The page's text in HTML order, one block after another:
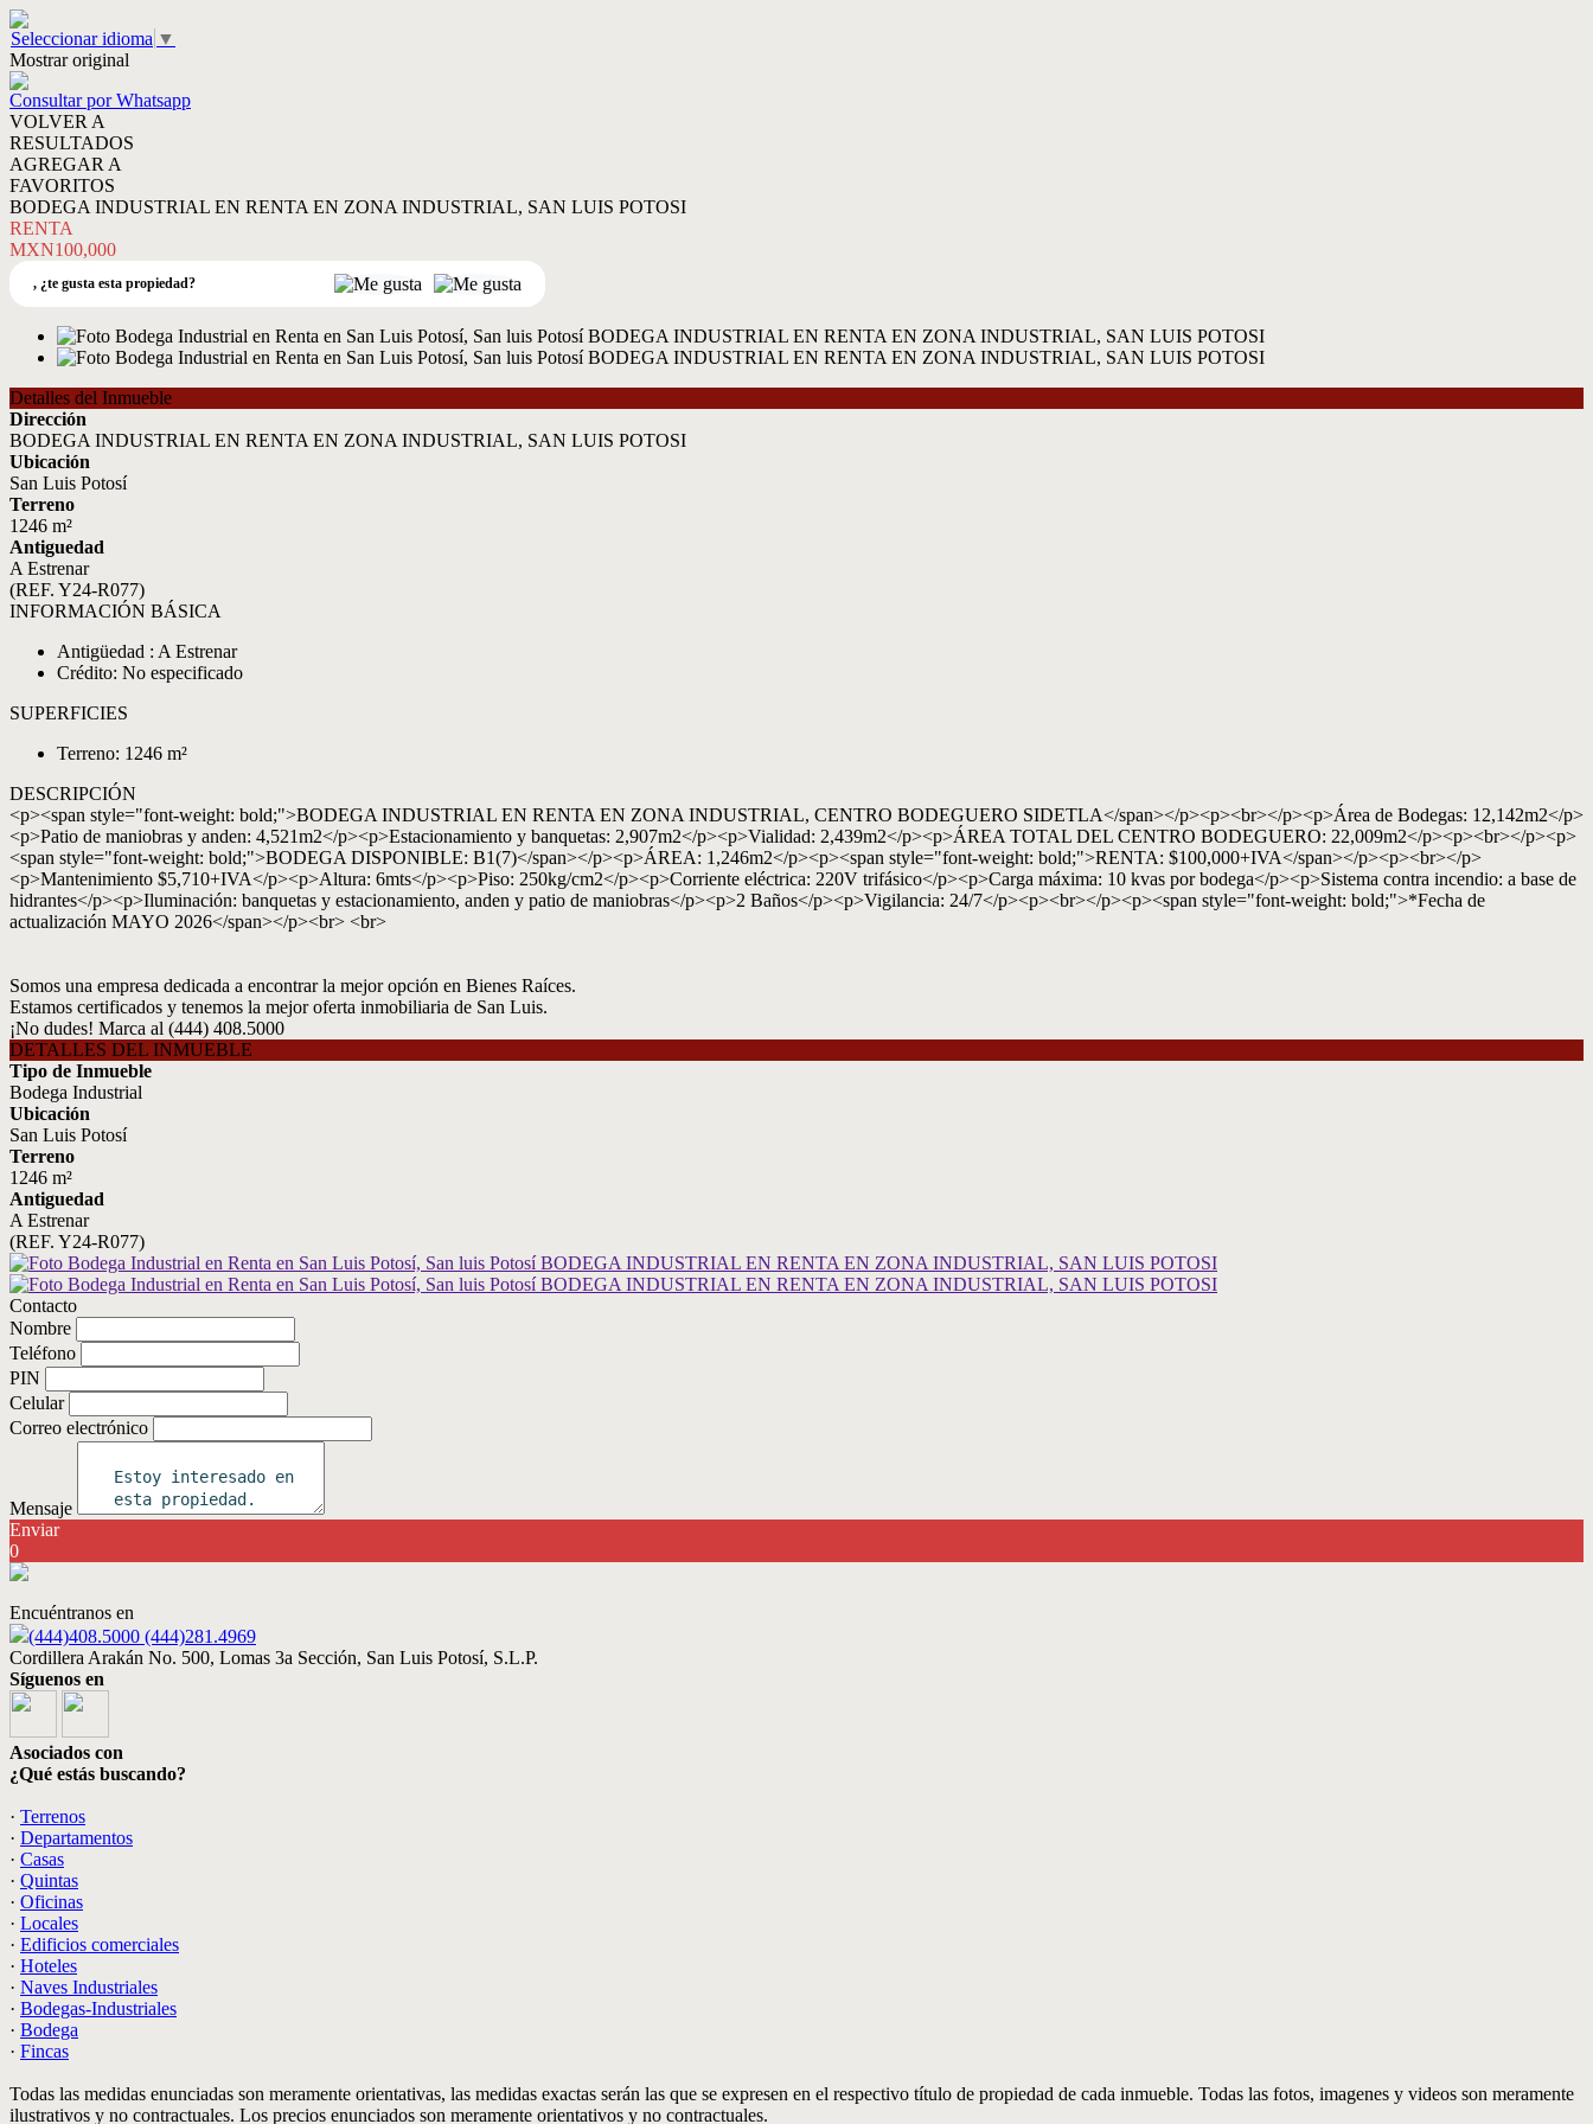
Seleccionar idioma ▼
Mostrar original
Consultar por Whatsapp
VOLVER A
RESULTADOS
AGREGAR A
FAVORITOS
BODEGA INDUSTRIAL EN RENTA EN ZONA INDUSTRIAL, SAN LUIS POTOSI
RENTA
MXN100,000
, ¿te gusta esta propiedad?
Detalles del Inmueble
Dirección
BODEGA INDUSTRIAL EN RENTA EN ZONA INDUSTRIAL, SAN LUIS POTOSI
Ubicación
San Luis Potosí
Terreno
1246 m²
Antiguedad
A Estrenar
(REF. Y24-R077)
INFORMACIÓN BÁSICA
Antigüedad : A Estrenar
Crédito: No especificado
SUPERFICIES
Terreno: 1246 m²
DESCRIPCIÓN
<p><span style="font-weight: bold;">BODEGA INDUSTRIAL EN RENTA EN ZONA INDUSTRIAL, CENTRO BODEGUERO SIDETLA</span></p><p><br></p><p>Área de Bodegas: 12,142m2</p>
<p>Patio de maniobras y anden: 4,521m2</p><p>Estacionamiento y banquetas: 2,907m2</p><p>Vialidad: 2,439m2</p><p>ÁREA TOTAL DEL CENTRO BODEGUERO: 22,009m2</p><p><br></p><p>
<span style="font-weight: bold;">BODEGA DISPONIBLE: B1(7)</span></p><p>ÁREA: 1,246m2</p><p><span style="font-weight: bold;">RENTA: $100,000+IVA</span></p><p><br></p>
<p>Mantenimiento $5,710+IVA</p><p>Altura: 6mts</p><p>Piso: 250kg/cm2</p><p>Corriente eléctrica: 220V trifásico</p><p>Carga máxima: 10 kvas por bodega</p><p>Sistema contra incendio: a base de
hidrantes</p><p>Iluminación: banquetas y estacionamiento, anden y patio de maniobras</p><p>2 Baños</p><p>Vigilancia: 24/7</p><p><br></p><p><span style="font-weight: bold;">*Fecha de
actualización MAYO 2026</span></p><br> <br>
Somos una empresa dedicada a encontrar la mejor opción en Bienes Raíces.
Estamos certificados y tenemos la mejor oferta inmobiliaria de San Luis.
¡No dudes! Marca al (444) 408.5000
DETALLES DEL INMUEBLE
Tipo de Inmueble
Bodega Industrial
Ubicación
San Luis Potosí
Terreno
1246 m²
Antiguedad
A Estrenar
(REF. Y24-R077)
Contacto
Nombre
Teléfono
PIN
Celular
Correo electrónico
Mensaje
Enviar
0
Encuéntranos en
(444)408.5000 (444)281.4969
Cordillera Arakán No. 500, Lomas 3a Sección, San Luis Potosí, S.L.P.
Síguenos en
Asociados con
¿Qué estás buscando?
· Terrenos
· Departamentos
· Casas
· Quintas
· Oficinas
· Locales
· Edificios comerciales
· Hoteles
· Naves Industriales
· Bodegas-Industriales
· Bodega
· Fincas
Todas las medidas enunciadas son meramente orientativas, las medidas exactas serán las que se expresen en el respectivo título de propiedad de cada inmueble. Todas las fotos, imagenes y videos son meramente
ilustrativos y no contractuales. Los precios enunciados son meramente orientativos y no contractuales.